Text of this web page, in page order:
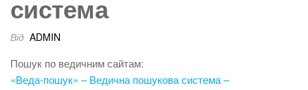
система
Від ADMIN
Пошук по ведичним сайтам:
«Веда-пошук» – Ведична пошукова система –